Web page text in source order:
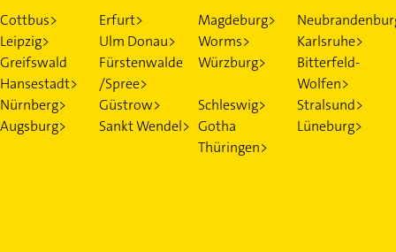
Cottbus> Erfurt> Magdeburg>
Leipzig>
Ulm Donau> Worms>
Karlsruhe>
Greifswald
Hansestadt>
Fürstenwalde
/Spree>
Würzburg>
Bitterfeld-
Wolfen>
Nürnberg>
Güstrow> Schleswig>
Stralsund>
Augsburg>
Sankt Wendel> Gotha
Thüringen>
Lüneburg>